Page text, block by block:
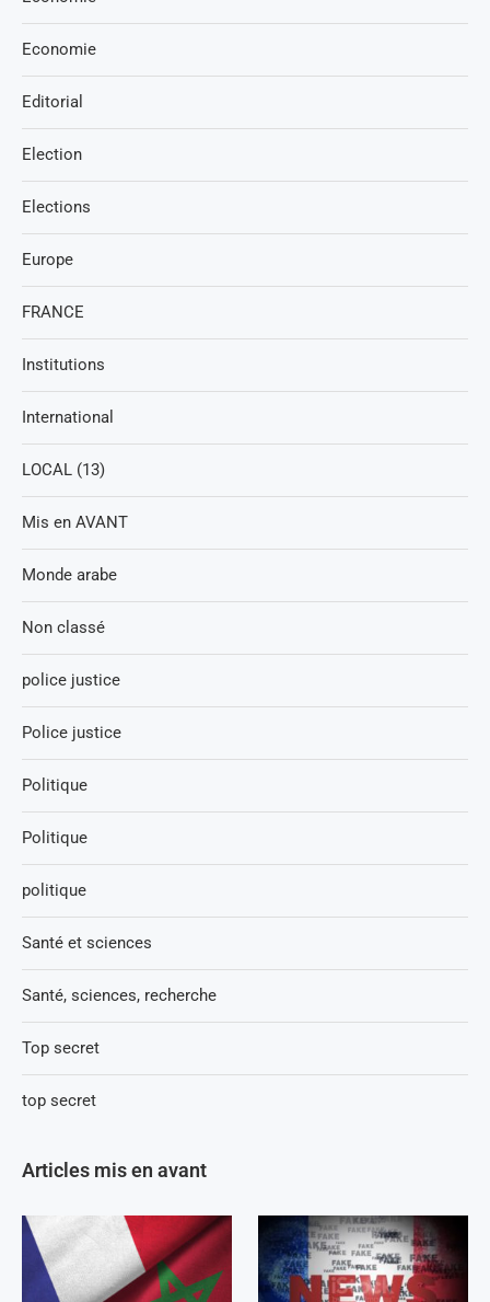
Economie
Editorial
Election
Elections
Europe
FRANCE
Institutions
International
LOCAL (13)
Mis en AVANT
Monde arabe
Non classé
police justice
Police justice
Politique
Politique
politique
Santé et sciences
Santé, sciences, recherche
Top secret
top secret
Articles mis en avant